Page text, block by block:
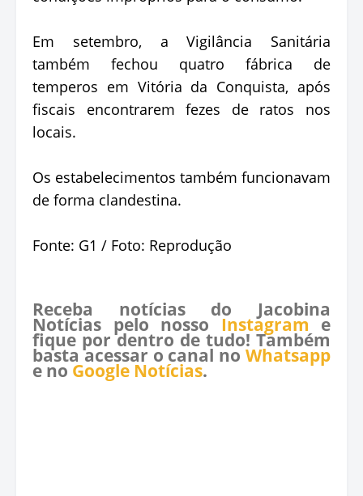
Em setembro, a Vigilância Sanitária
também fechou quatro fábrica de
temperos em Vitória da Conquista, após
fiscais encontrarem fezes de ratos nos
locais.
Os estabelecimentos também funcionavam
de forma clandestina.
Fonte: G1 / Foto: Reprodução
Receba notícias do Jacobina
Notícias pelo nosso Instagram e
fique por dentro de tudo! Também
basta acessar o canal no Whatsapp
e no Google Notícias.